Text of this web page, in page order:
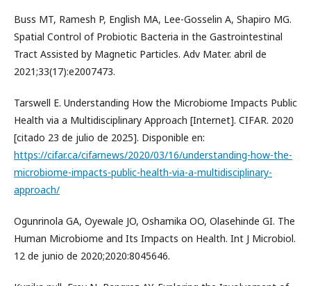
Buss MT, Ramesh P, English MA, Lee-Gosselin A, Shapiro MG.
Spatial Control of Probiotic Bacteria in the Gastrointestinal
Tract Assisted by Magnetic Particles. Adv Mater. abril de
2021;33(17):e2007473.
Tarswell E. Understanding How the Microbiome Impacts Public
Health via a Multidisciplinary Approach [Internet]. CIFAR. 2020
[citado 23 de julio de 2025]. Disponible en:
https://cifar.ca/cifarnews/2020/03/16/understanding-how-the-
microbiome-impacts-public-health-via-a-multidisciplinary-
approach/
Ogunrinola GA, Oyewale JO, Oshamika OO, Olasehinde GI. The
Human Microbiome and Its Impacts on Health. Int J Microbiol.
12 de junio de 2020;2020:8045646.